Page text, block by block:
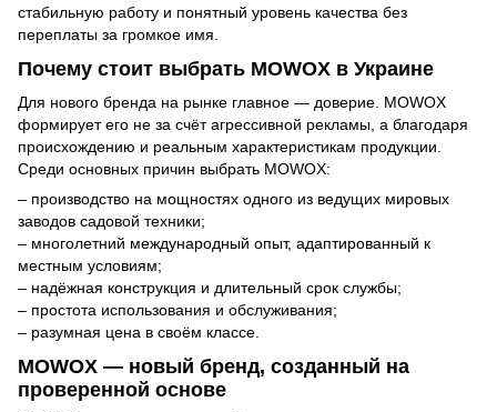
стабильную работу и понятный уровень качества без
переплаты за громкое имя.
Почему стоит выбрать MOWOX в Украине
Для нового бренда на рынке главное — доверие. MOWOX
формирует его не за счёт агрессивной рекламы, а благодаря
происхождению и реальным характеристикам продукции.
Среди основных причин выбрать MOWOX:
– производство на мощностях одного из ведущих мировых
заводов садовой техники;
– многолетний международный опыт, адаптированный к
местным условиям;
– надёжная конструкция и длительный срок службы;
– простота использования и обслуживания;
– разумная цена в своём классе.
MOWOX — новый бренд, созданный на
проверенной основе